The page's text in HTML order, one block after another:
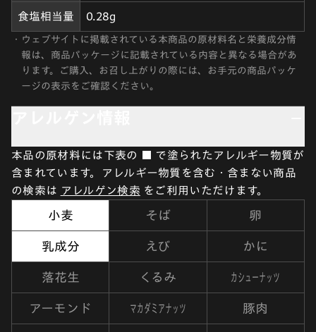
食塩相当量 0.28g
・ ウェブサイトに掲載されている本商品の原材料名と栄養成分情
報は、商品パッケージに記載されている内容と異なる場合があ
ります。ご購入、お召し上がりの際には、お手元の商品パッケ
ージの表示をご確認ください。
本品の原材料には下表の ■ で塗られたアレルギー物質が
含まれています。アレルギー物質を含む・含まない商品
の検索は アレルゲン検索 をご利用いただけます。
小麦 そば 卵
乳成分 えび かに
落花生 くるみ カシューナッツ
アーモンド マカダミアナッツ 豚肉